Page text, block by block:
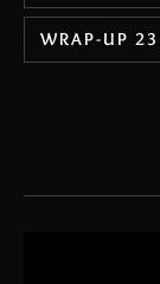
WRAP-UP 23